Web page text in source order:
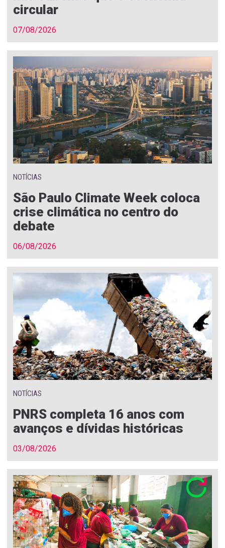
circular
07/08/2026
NOTÍCIAS
São Paulo Climate Week coloca
crise climática no centro do
debate
06/08/2026
NOTÍCIAS
PNRS completa 16 anos com
avanços e dívidas históricas
03/08/2026